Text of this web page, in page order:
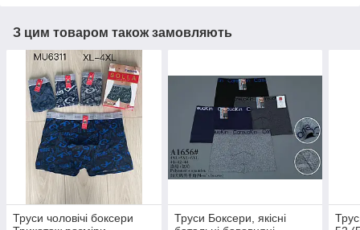
З цим товаром також замовляють
Труси чоловічі боксери
Труси Боксери, якісні